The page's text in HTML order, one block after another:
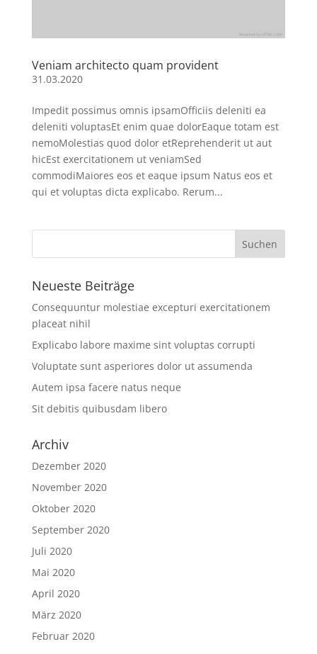
Veniam architecto quam provident
31.03.2020
Impedit possimus omnis ipsamOfficiis deleniti ea
deleniti voluptasEt enim quae dolorEaque totam est
nemoMolestias quod dolor etReprehenderit ut aut
hicEst exercitationem ut veniamSed
commodiMaiores eos et eaque ipsum Natus eos et
qui et voluptas dicta explicabo. Rerum...
Neueste Beiträge
Consequuntur molestiae excepturi exercitationem
placeat nihil
Explicabo labore maxime sint voluptas corrupti
Voluptate sunt asperiores dolor ut assumenda
Autem ipsa facere natus neque
Sit debitis quibusdam libero
Archiv
Dezember 2020
November 2020
Oktober 2020
September 2020
Juli 2020
Mai 2020
April 2020
März 2020
Februar 2020